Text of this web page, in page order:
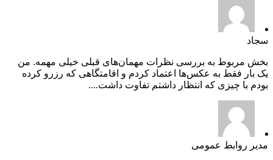
سجاد
بخش مربوط به بررسی نظرات مهمان‌های قبلی خیلی مهمه. من
یک بار فقط به عکس‌ها اعتماد کردم و اقامتگاهی که رزرو کرده
بودم با چیزی که انتظار داشتم تفاوت داشت....
مدیر روابط عمومی